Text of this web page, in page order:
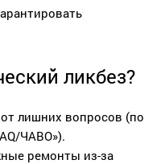
ликбез?
лишних вопросов (по
ЧАВО»).
ремонты из-за